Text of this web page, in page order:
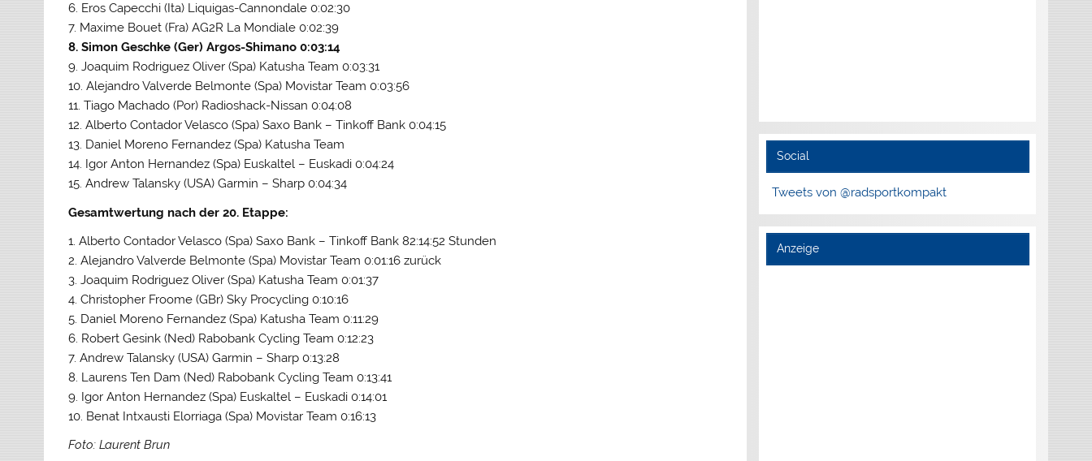
6. Eros Capecchi (Ita) Liquigas-Cannondale 0:02:30
7. Maxime Bouet (Fra) AG2R La Mondiale 0:02:39
8. Simon Geschke (Ger) Argos-Shimano 0:03:14
9. Joaquim Rodriguez Oliver (Spa) Katusha Team 0:03:31
10. Alejandro Valverde Belmonte (Spa) Movistar Team 0:03:56
11. Tiago Machado (Por) Radioshack-Nissan 0:04:08
12. Alberto Contador Velasco (Spa) Saxo Bank – Tinkoff Bank 0:04:15
13. Daniel Moreno Fernandez (Spa) Katusha Team
14. Igor Anton Hernandez (Spa) Euskaltel – Euskadi 0:04:24
15. Andrew Talansky (USA) Garmin – Sharp 0:04:34
Gesamtwertung nach der 20. Etappe:
1. Alberto Contador Velasco (Spa) Saxo Bank – Tinkoff Bank 82:14:52 Stunden
2. Alejandro Valverde Belmonte (Spa) Movistar Team 0:01:16 zurück
3. Joaquim Rodriguez Oliver (Spa) Katusha Team 0:01:37
4. Christopher Froome (GBr) Sky Procycling 0:10:16
5. Daniel Moreno Fernandez (Spa) Katusha Team 0:11:29
6. Robert Gesink (Ned) Rabobank Cycling Team 0:12:23
7. Andrew Talansky (USA) Garmin – Sharp 0:13:28
8. Laurens Ten Dam (Ned) Rabobank Cycling Team 0:13:41
9. Igor Anton Hernandez (Spa) Euskaltel – Euskadi 0:14:01
10. Benat Intxausti Elorriaga (Spa) Movistar Team 0:16:13
Foto: Laurent Brun
Social
Tweets von @radsportkompakt
Anzeige